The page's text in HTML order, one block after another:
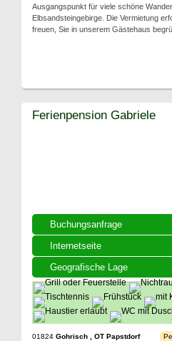
Ausgangspunkt für viele schöne
Elbsandsteingebirge. Die Vermietung
freuen, Sie in unserem Gästehaus
Buchungsanfrage
Internetseite
Geografische Lage
Ferienpension Gabriele
01824 Gohrisch , OT Papstdorf